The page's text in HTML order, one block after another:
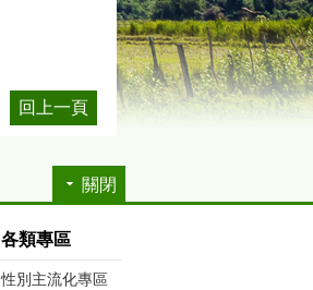
回上一頁
關閉
各類專區
性別主流化專區